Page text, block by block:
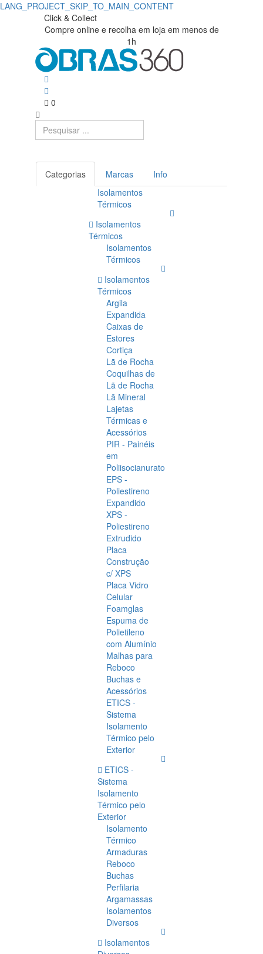
LANG_PROJECT_SKIP_TO_MAIN_CONTENT
Click & Collect
Compre online e recolha em loja em menos de
1h
0
Categorias Marcas
Info
Isolamentos
Térmicos
Isolamentos
Térmicos
Isolamentos
Térmicos
Isolamentos
Térmicos
Argila
Expandida
Caixas de
Estores
Cortiça
Lã de Rocha
Coquilhas de
Lã de Rocha
Lã Mineral
Lajetas
Térmicas e
Acessórios
PIR - Painéis
em
Poliisocianurato
EPS -
Poliestireno
Expandido
XPS -
Poliestireno
Extrudido
Placa
Construção
c/ XPS
Placa Vidro
Celular
Foamglas
Espuma de
Polietileno
com Alumínio
Malhas para
Reboco
Buchas e
Acessórios
ETICS -
Sistema
Isolamento
Térmico pelo
Exterior
ETICS -
Sistema
Isolamento
Térmico pelo
Exterior
Isolamento
Térmico
Armaduras
Reboco
Buchas
Perfilaria
Argamassas
Isolamentos
Diversos
Isolamentos